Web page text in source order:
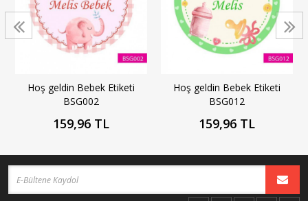
Hoş geldin Bebek Etiketi
BSG002
159,96 TL
Hoş geldin Bebek Etiketi
BSG012
159,96 TL